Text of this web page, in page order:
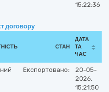
15:22:36
договору
СТАН
ДАТА
ТА
ЧАС
Експортовано:
20-05-
2026,
15:21:50